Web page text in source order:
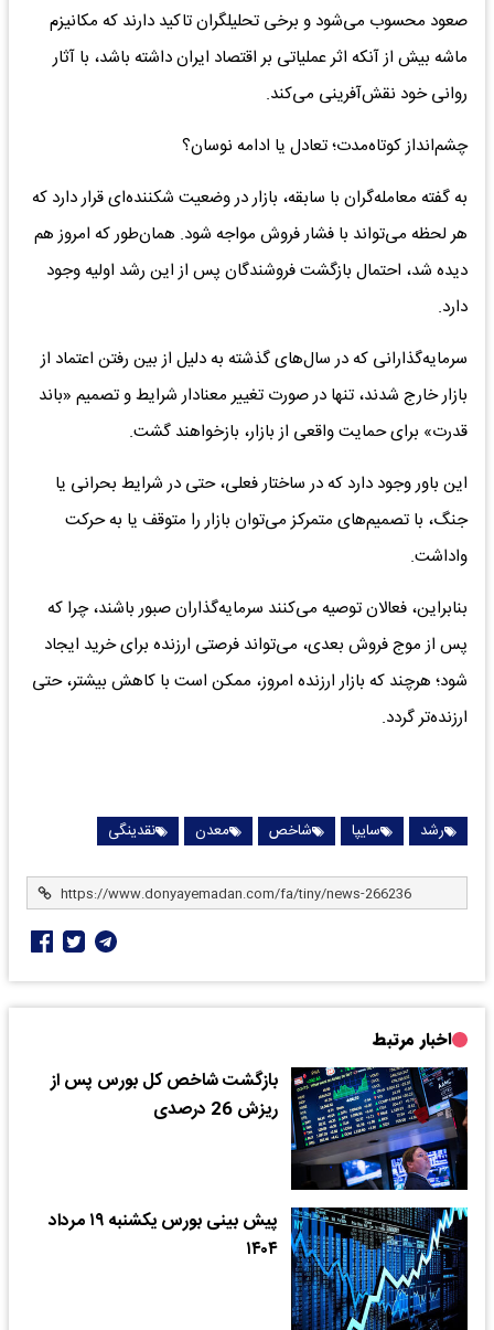
صعود محسوب می‌شود و برخی تحلیلگران تاکید دارند که مکانیزم
ماشه بیش از آنکه اثر عملیاتی بر اقتصاد ایران داشته باشد، با آثار
روانی خود نقش‌آفرینی می‌کند.
چشم‌انداز کوتاه‌مدت؛ تعادل یا ادامه نوسان؟
به گفته معامله‌گران با سابقه، بازار در وضعیت شکننده‌ای قرار دارد که
هر لحظه می‌تواند با فشار فروش مواجه شود. همان‌طور که امروز هم
دیده شد، احتمال بازگشت فروشندگان پس از این رشد اولیه وجود
دارد.
سرمایه‌گذارانی که در سال‌های گذشته به دلیل از بین رفتن اعتماد از
بازار خارج شدند، تنها در صورت تغییر معنادار شرایط و تصمیم «باند
قدرت» برای حمایت واقعی از بازار، بازخواهند گشت.
این باور وجود دارد که در ساختار فعلی، حتی در شرایط بحرانی یا
جنگ، با تصمیم‌های متمرکز می‌توان بازار را متوقف یا به حرکت
واداشت.
بنابراین، فعالان توصیه می‌کنند سرمایه‌گذاران صبور باشند، چرا که
پس از موج فروش بعدی، می‌تواند فرصتی ارزنده برای خرید ایجاد
شود؛ هرچند که بازار ارزنده امروز، ممکن است با کاهش بیشتر، حتی
ارزنده‌تر گردد.
رشد سایپا شاخص معدن نقدینگی
اخبار مرتبط
بازگشت شاخص کل بورس پس از
ریزش 26 درصدی
پیش بینی بورس یکشنبه ۱۹ مرداد
۱۴۰۴